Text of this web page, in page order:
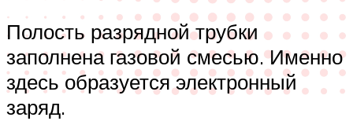
Полость разрядной трубки
заполнена газовой смесью. Именно
здесь образуется электронный
заряд.